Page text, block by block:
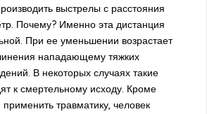
выстрелы с расстояния
Почему? Именно эта дистанция
При ее уменьшении возрастает
нападающему тяжких
В некоторых случаях такие
к смертельному исходу. Кроме
травматику, человек